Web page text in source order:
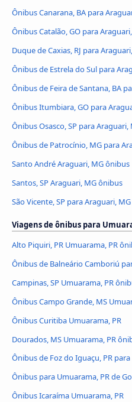
Ônibus Canarana, BA para
Ônibus Catalão, GO para
Duque de Caxias, RJ para
Ônibus de Estrela do Sul para
Ônibus de Feira de Santana, BA
Ônibus Itumbiara, GO para
Ônibus Osasco, SP para Araguari,
Ônibus de Patrocínio, MG para
Santo André Araguari, MG ônibus
Santos, SP Araguari, MG ônibus
São Vicente, SP para Araguari,
Viagens de ônibus para
Alto Piquiri, PR Umuarama, PR
Ônibus de Balneário Camboriú
Campinas, SP Umuarama, PR
Ônibus Campo Grande, MS
Ônibus Curitiba Umuarama, PR
Dourados, MS Umuarama, PR
Ônibus de Foz do Iguaçu, PR
Ônibus para Umuarama, PR de
Ônibus Icaraíma Umuarama, PR